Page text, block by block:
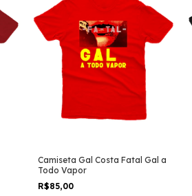
Camiseta Gal Costa Fatal Gal a
Todo Vapor
R$85,00